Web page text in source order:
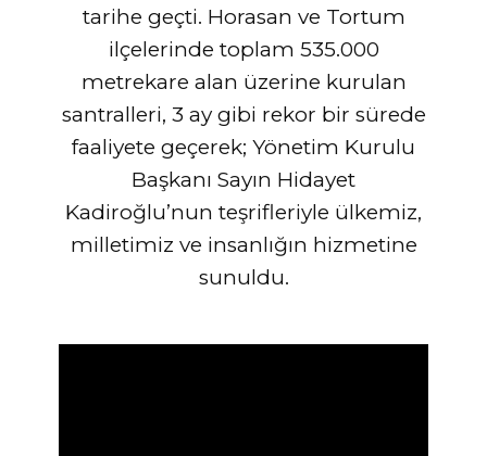
tarihe geçti. Horasan ve Tortum
ilçelerinde toplam 535.000​​
metrekare alan üzerine kurulan
santralleri, 3 ay gibi rekor bir sürede
faaliyete geçerek; Yönetim Kurulu
Başkanı Sayın Hidayet
Kadiroğlu’nun teşrifleriyle ülkemiz,
milletimiz ve insanlığın hizmetine
sunuldu.